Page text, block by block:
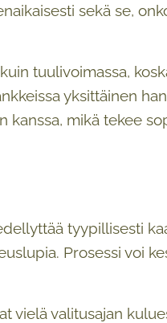
sekä se,
tuulivoimassa,
yksittäinen
kanssa, mikä tekee
tyypillisesti
Prosessi voi
vielä valitusajan